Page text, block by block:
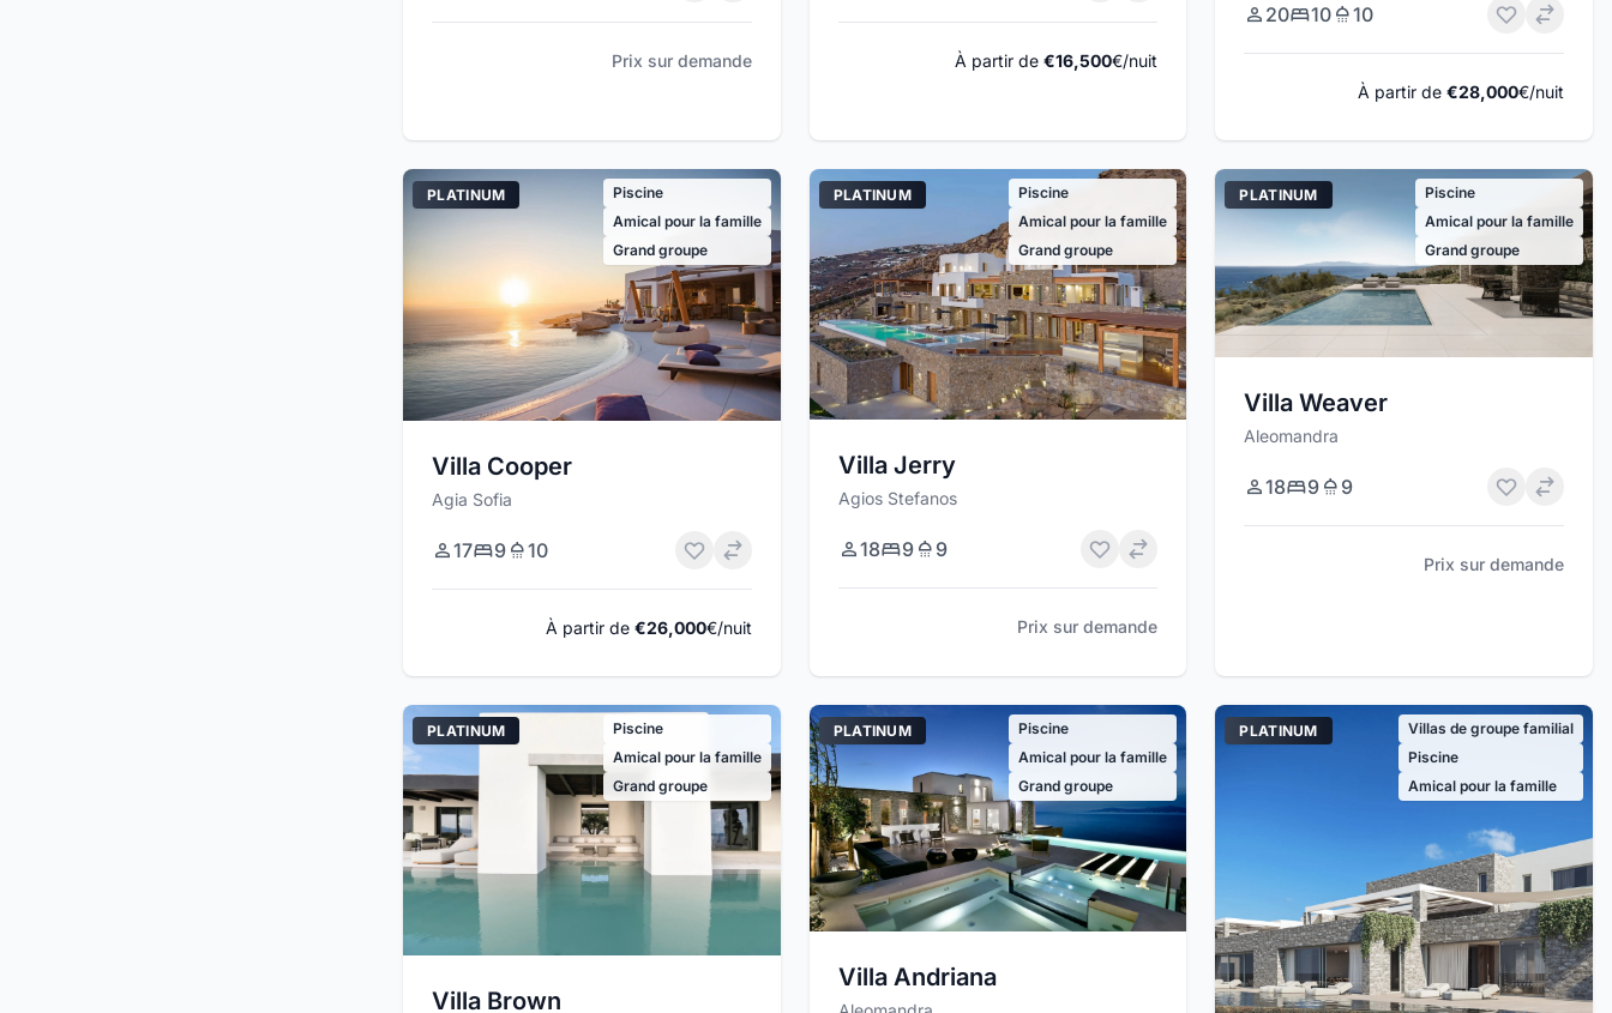
Prix sur demande À partir de€16,500€/nuit
20 10 10
À partir de €28,000€/nuit
PLATINUM
Piscine
Amical pour la famille
Grand groupe
Villa Cooper
Agia Sofia
17 9 10
À partir de €26,000€/nuit
PLATINUM
Piscine
Amical pour la famille
Grand groupe
Villa Jerry
Agios Stefanos
18 9 9
Prix sur demande
PLATINUM
Piscine
Amical pour la famille
Grand groupe
Villa Weaver
Aleomandra
18 9 9
Prix sur demande
PLATINUM
Piscine
Amical pour la famille
Grand groupe
Villa Brown
PLATINUM
Piscine
Amical pour la famille
Grand groupe
Villa Andriana
PLATINUM
Villas de groupe familial
Piscine
Amical pour la famille